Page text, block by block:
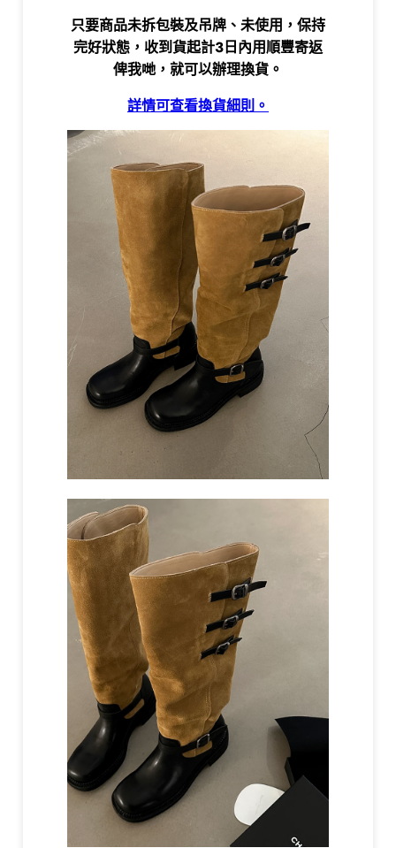
只要商品未拆包裝及吊牌、未使用，保持
完好狀態，收到貨起計3日內用順豐寄返
俾我哋，就可以辦理換貨。
詳情可查看換貨細則。